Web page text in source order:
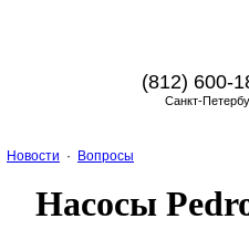
(812) 600-
Санкт-
Новости · Вопросы
Насосы